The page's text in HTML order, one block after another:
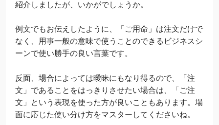
紹介しましたが、いかがでしょうか。
例文でもお伝えしたように、「ご用命」は注文だけで
なく、用事一般の意味で使うことのできるビジネスシ
ーンで使い勝手の良い言葉です。
反面、場合によっては曖昧にもなり得るので、「注
文」であることをはっきりさせたい場合は、「ご注
文」という表現を使った方が良いこともあります。場
面に応じた使い分け方をマスターしてくださいね。